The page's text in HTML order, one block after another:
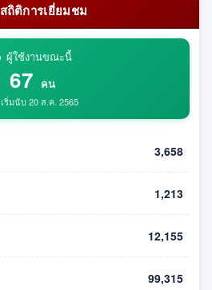
สถิติการเยี่ยมชม
ผู้ใช้งานขณะนี้
67 คน
เริ่มนับ 20 ส.ค. 2565
3,658
1,213
12,155
99,315